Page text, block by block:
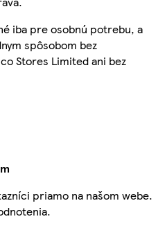
iba pre osobnú potrebu, a
spôsobom bez
Stores Limited ani bez
priamo na našom webe.